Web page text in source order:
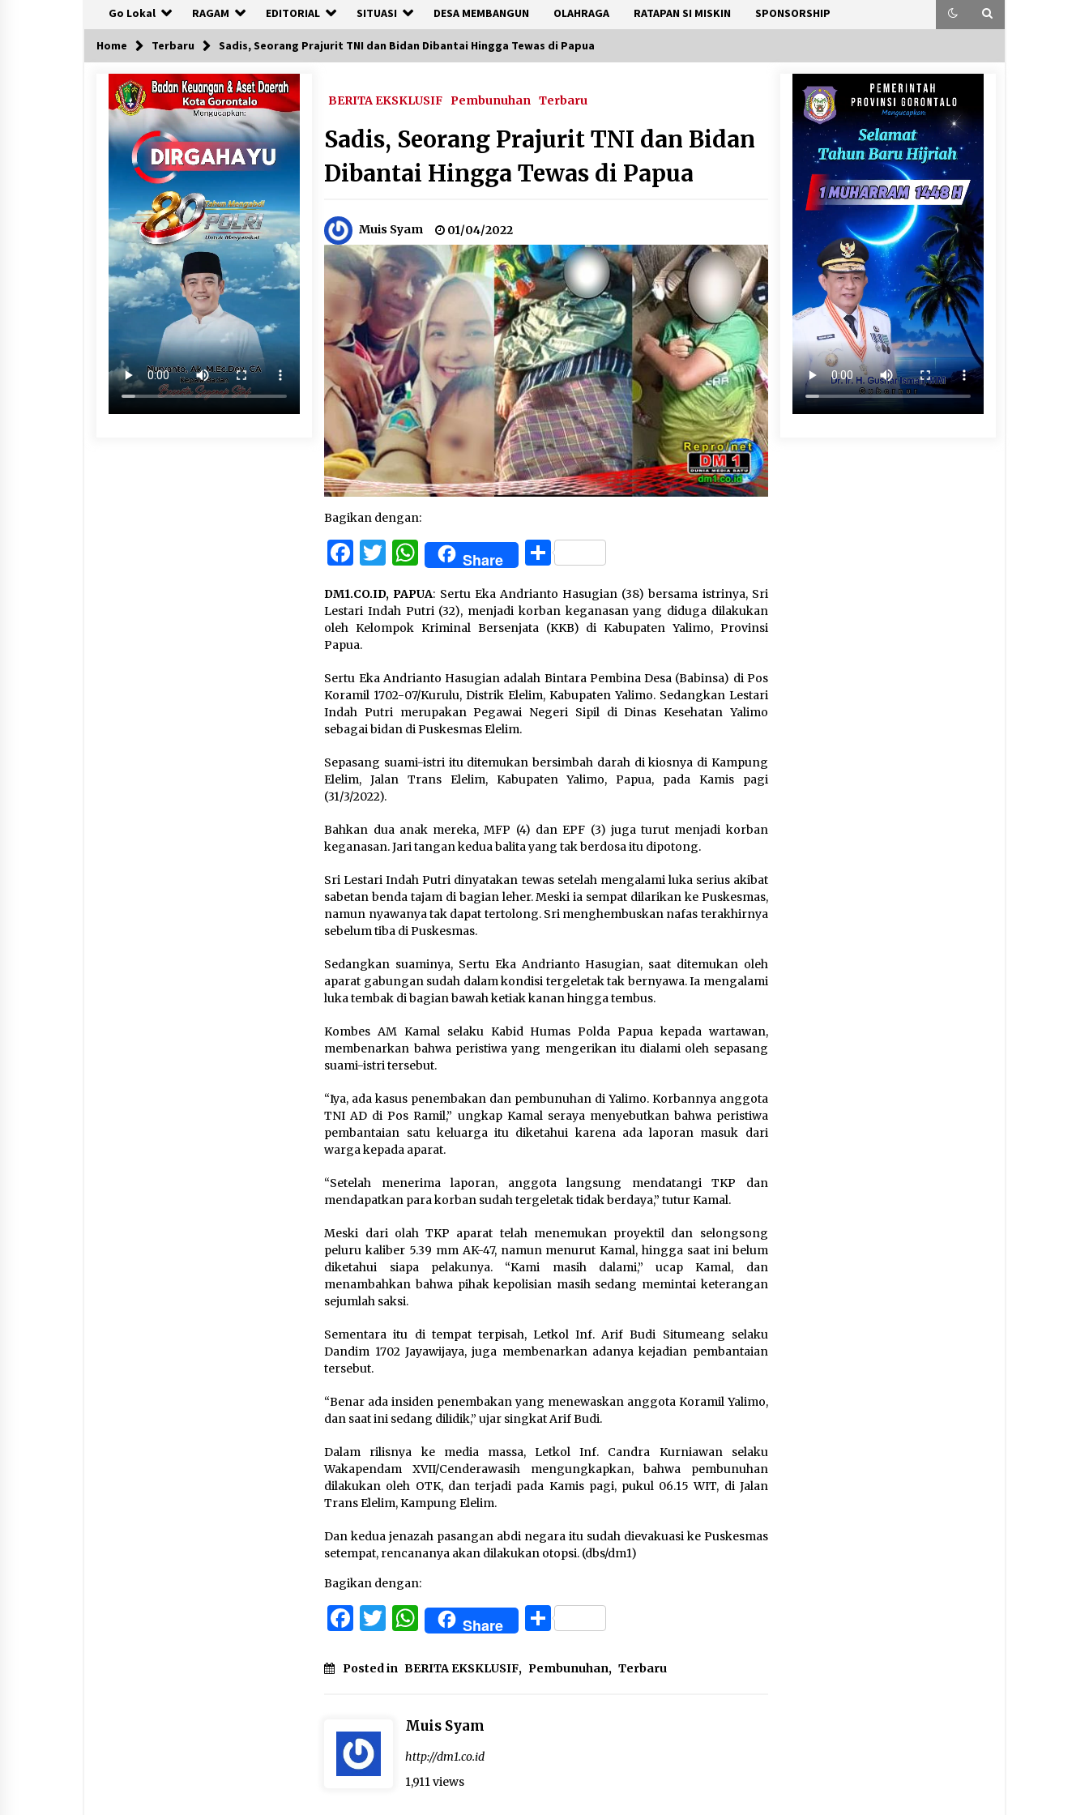
Go Lokal RAGAM EDITORIAL SITUASI DESA MEMBANGUN OLAHRAGA RATAPAN SI MISKIN SPONSORSHIP
Home Terbaru Sadis, Seorang Prajurit TNI dan Bidan Dibantai Hingga Tewas di Papua
BERITA EKSKLUSIF Pembunuhan Terbaru
Sadis, Seorang Prajurit TNI dan Bidan
Dibantai Hingga Tewas di Papua
Muis Syam 01/04/2022
Bagikan dengan:
Facebook
Twitter
WhatsApp
Share Share
DM1.CO.ID, PAPUA: Sertu Eka Andrianto Hasugian (38) bersama istrinya, Sri
Lestari Indah Putri (32), menjadi korban keganasan yang diduga dilakukan
oleh Kelompok Kriminal Bersenjata (KKB) di Kabupaten Yalimo, Provinsi
Papua.
Sertu Eka Andrianto Hasugian adalah Bintara Pembina Desa (Babinsa) di Pos
Koramil 1702-07/Kurulu, Distrik Elelim, Kabupaten Yalimo. Sedangkan Lestari
Indah Putri merupakan Pegawai Negeri Sipil di Dinas Kesehatan Yalimo
sebagai bidan di Puskesmas Elelim.
Sepasang suami-istri itu ditemukan bersimbah darah di kiosnya di Kampung
Elelim, Jalan Trans Elelim, Kabupaten Yalimo, Papua, pada Kamis pagi
(31/3/2022).
Bahkan dua anak mereka, MFP (4) dan EPF (3) juga turut menjadi korban
keganasan. Jari tangan kedua balita yang tak berdosa itu dipotong.
Sri Lestari Indah Putri dinyatakan tewas setelah mengalami luka serius akibat
sabetan benda tajam di bagian leher. Meski ia sempat dilarikan ke Puskesmas,
namun nyawanya tak dapat tertolong. Sri menghembuskan nafas terakhirnya
sebelum tiba di Puskesmas.
Sedangkan suaminya, Sertu Eka Andrianto Hasugian, saat ditemukan oleh
aparat gabungan sudah dalam kondisi tergeletak tak bernyawa. Ia mengalami
luka tembak di bagian bawah ketiak kanan hingga tembus.
Kombes AM Kamal selaku Kabid Humas Polda Papua kepada wartawan,
membenarkan bahwa peristiwa yang mengerikan itu dialami oleh sepasang
suami-istri tersebut.
“Iya, ada kasus penembakan dan pembunuhan di Yalimo. Korbannya anggota
TNI AD di Pos Ramil,” ungkap Kamal seraya menyebutkan bahwa peristiwa
pembantaian satu keluarga itu diketahui karena ada laporan masuk dari
warga kepada aparat.
“Setelah menerima laporan, anggota langsung mendatangi TKP dan
mendapatkan para korban sudah tergeletak tidak berdaya,” tutur Kamal.
Meski dari olah TKP aparat telah menemukan proyektil dan selongsong
peluru kaliber 5.39 mm AK-47, namun menurut Kamal, hingga saat ini belum
diketahui siapa pelakunya. “Kami masih dalami,” ucap Kamal, dan
menambahkan bahwa pihak kepolisian masih sedang memintai keterangan
sejumlah saksi.
Sementara itu di tempat terpisah, Letkol Inf. Arif Budi Situmeang selaku
Dandim 1702 Jayawijaya, juga membenarkan adanya kejadian pembantaian
tersebut.
“Benar ada insiden penembakan yang menewaskan anggota Koramil Yalimo,
dan saat ini sedang dilidik,” ujar singkat Arif Budi.
Dalam rilisnya ke media massa, Letkol Inf. Candra Kurniawan selaku
Wakapendam XVII/Cenderawasih mengungkapkan, bahwa pembunuhan
dilakukan oleh OTK, dan terjadi pada Kamis pagi, pukul 06.15 WIT, di Jalan
Trans Elelim, Kampung Elelim.
Dan kedua jenazah pasangan abdi negara itu sudah dievakuasi ke Puskesmas
setempat, rencananya akan dilakukan otopsi. (dbs/dm1)
Bagikan dengan:
Facebook
Twitter
WhatsApp
Share Share
Posted in BERITA EKSKLUSIF, Pembunuhan, Terbaru
Muis Syam
http://dm1.co.id
1,911 views